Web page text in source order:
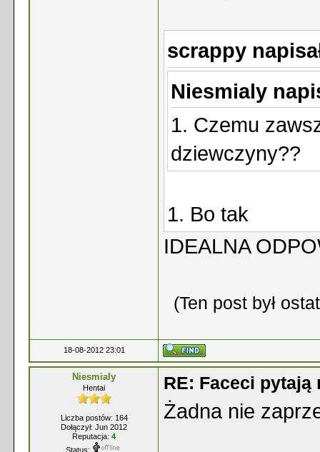
scrappy
Niesmialy
1. Czemu
dziewczyny??
1. Bo tak
IDEALNA
(Ten post był
18-08-2012 23:01
Niesmialy
Hentai
Liczba postów: 164
Dołączył: Jun 2012
Reputacja: 4
Status:
RE: Faceci pytają
Żadna nie